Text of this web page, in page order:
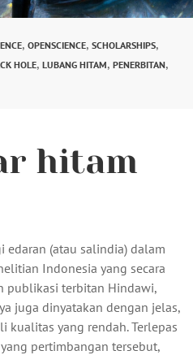
, OPENSCIENCE, SCHOLARSHIPS,
HOLE, LUBANG HITAM, PENERBITAN,
hitam
edaran (atau salindia) dalam
Indonesia yang secara
publikasi terbitan Hindawi,
juga dinyatakan dengan jelas,
kualitas yang rendah. Terlepas
pertimbangan tersebut,